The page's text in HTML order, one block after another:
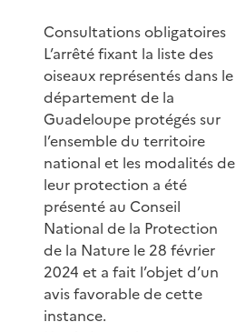
Consultations obligatoires
L’arrêté fixant la liste des
oiseaux représentés dans le
département de la
Guadeloupe protégés sur
l’ensemble du territoire
national et les modalités de
leur protection a été
présenté au Conseil
National de la Protection
de la Nature le 28 février
2024 et a fait l’objet d’un
avis favorable de cette
instance.